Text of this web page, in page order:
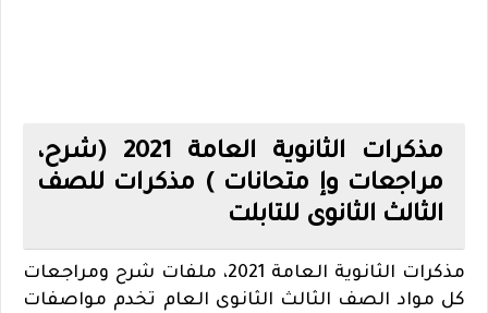
مذكرات الثانوية العامة 2021 (شرح،
مراجعات وإ متحانات ) مذكرات للصف
الثالث الثانوى للتابلت
مذكرات الثانوية العامة 2021، ملفات شرح ومراجعات
كل مواد الصف الثالث الثانوى العام تخدم مواصفات